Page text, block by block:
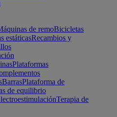
de remoBicicletas
estáticasRecambios y
Plataformas
BarrasPlataforma de
de equilibrio
Terapia de